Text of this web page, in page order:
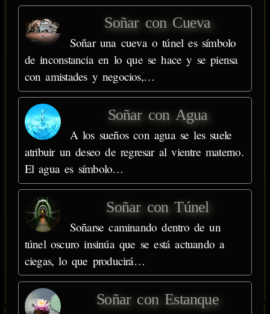
Soñar con Cueva
Soñar una cueva o túnel es símbolo
de inconstancia en lo que se hace y se piensa
con amistades y negocios,…
Soñar con Agua
A los sueños con agua se les suele
atribuir un deseo de regresar al vientre materno.
El agua es símbolo…
Soñar con Túnel
Soñarse caminando dentro de un
túnel oscuro insinúa que se está actuando a
ciegas, lo que producirá…
Soñar con Estanque